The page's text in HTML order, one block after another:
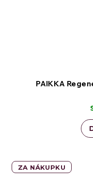
PAIKKA
ZA NÁKUPKU